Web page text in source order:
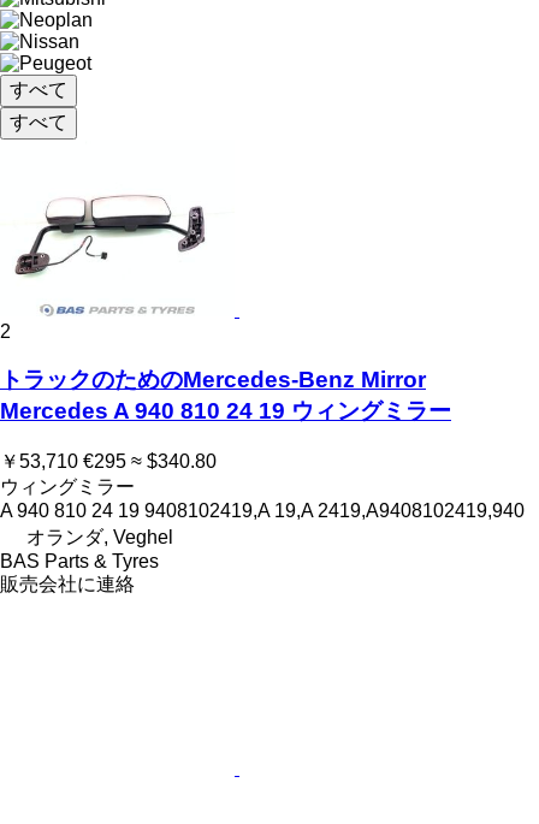
すべて
すべて
2
トラックのためのMercedes-Benz Mirror
Mercedes A 940 810 24 19 ウィングミラー
￥53,710 €295 ≈ $340.80
ウィングミラー
A 940 810 24 19 9408102419,A 19,A 2419,A9408102419,940
オランダ, Veghel
BAS Parts & Tyres
販売会社に連絡